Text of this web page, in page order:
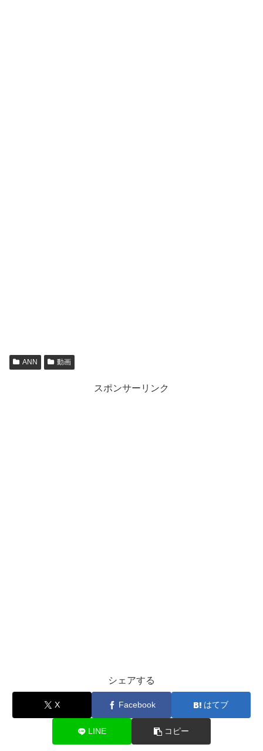
ANN 動画
スポンサーリンク
シェアする
X Facebook はてブ
LINE コピー